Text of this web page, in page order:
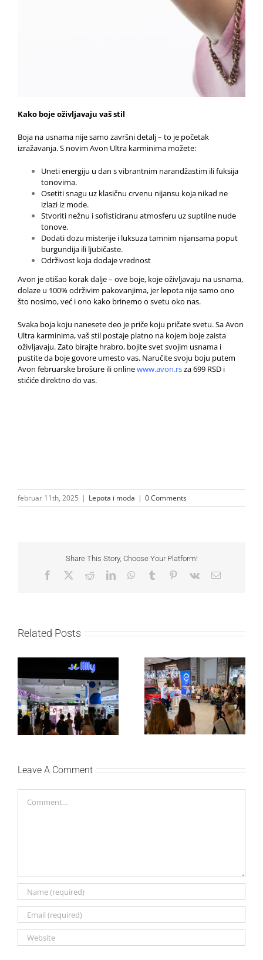
Kako boje oživljavaju vaš stil
Boja na usnama nije samo završni detalj – to je početak
izražavanja. S novim Avon Ultra karminima možete:
Uneti energiju u dan s vibrantnim narandžastim ili fuksija
tonovima.
Osetiti snagu uz klasičnu crvenu nijansu koja nikad ne
izlazi iz mode.
Stvoriti nežnu i sofisticiranu atmosferu uz suptilne nude
tonove.
Dodati dozu misterije i luksuza tamnim nijansama poput
burgundija ili ljubičaste.
Održivost koja dodaje vrednost
Avon je otišao korak dalje – ove boje, koje oživljavaju na usnama,
dolaze u 100% održivim pakovanjima, jer lepota nije samo ono
što nosimo, već i ono kako brinemo o svetu oko nas.
Svaka boja koju nanesete deo je priče koju pričate svetu. Sa Avon
Ultra karminima, vaš stil postaje platno na kojem boje zaista
oživljavaju. Zato birajte hrabro, bojite svet svojim usnama i
pustite da boje govore umesto vas. Naručite svoju boju putem
Avon februarske brošure ili onlinewww.avon.rsza 699 RSD i
stićiće direktno do vas.
februar 11th, 2025 | Lepota i moda | 0 Comments
Share This Story, Choose Your Platform!
Facebook RedditLinkedInWhatsApp
Tumblr Pinterest
Vk Email
Related Posts
Lilly Drogerie i L’Oréal
Paris Elseve na
Festivalu nege kose
predstavili Collagen
Lifter liniju i popuste do
30 odsto
Lilly Drogerie proslavile
10. online rođendan,
uručile automobil
Citroën C3 i najavile
saradnju sa
šampionkom Andreom
Leave A Comment